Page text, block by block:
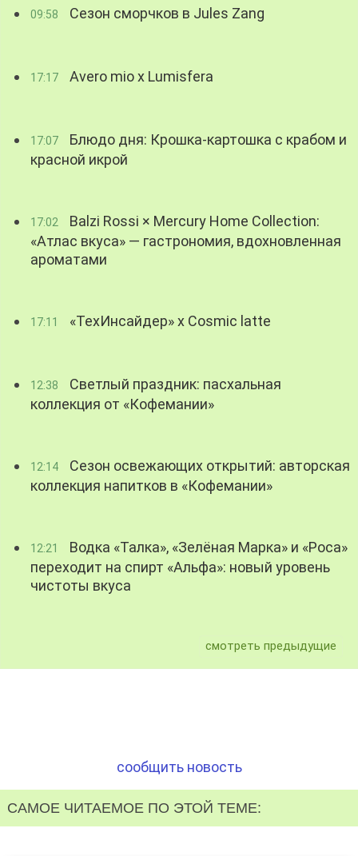
09:58 Сезон сморчков в Jules Zang
17:17 Avero mio x Lumisfera
17:07
Блюдо дня: Крошка-картошка с крабом и
красной икрой
17:02
Balzi Rossi × Mercury Home Collection:
«Атлас вкуса» — гастрономия, вдохновленная
ароматами
17:11 «ТехИнсайдер» х Cosmic latte
12:38
Светлый праздник: пасхальная
коллекция от «Кофемании»
12:14
Сезон освежающих открытий: авторская
коллекция напитков в «Кофемании»
12:21
Водка «Талка», «Зелёная Марка» и «Роса»
переходит на спирт «Альфа»: новый уровень
чистоты вкуса
смотреть предыдущие
сообщить новость
САМОЕ ЧИТАЕМОЕ ПО ЭТОЙ ТЕМЕ: